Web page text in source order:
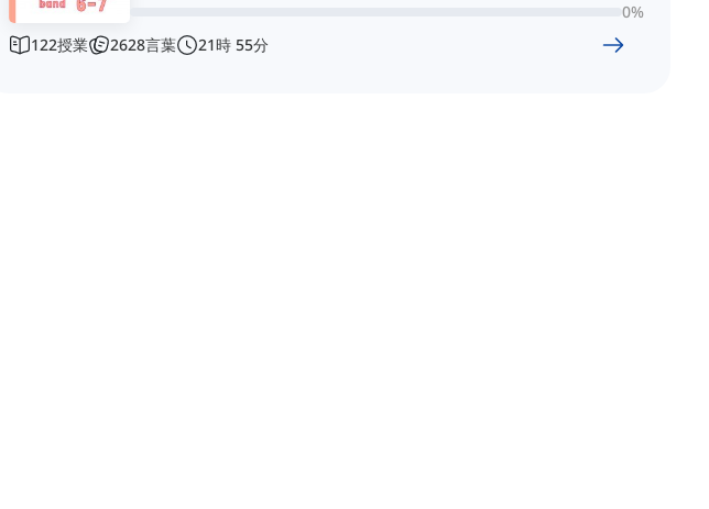
0%
122授業 2628言葉 21時 55分